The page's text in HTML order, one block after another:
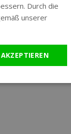
ENGLISH
Durch die
unserer